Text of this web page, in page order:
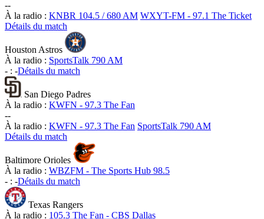
--
À la radio : KNBR 104.5 / 680 AM WXYT-FM - 97.1 The Ticket
Détails du match
Houston Astros
À la radio : SportsTalk 790 AM
- : -Détails du match
San Diego Padres
À la radio : KWFN - 97.3 The Fan
--
À la radio : KWFN - 97.3 The Fan SportsTalk 790 AM
Détails du match
Baltimore Orioles
À la radio : WBZFM - The Sports Hub 98.5
- : -Détails du match
Texas Rangers
À la radio : 105.3 The Fan - CBS Dallas